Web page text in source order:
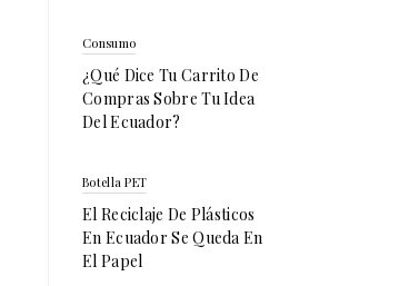
Consumo
¿Qué Dice Tu Carrito De
Compras Sobre Tu Idea
Del Ecuador?
Botella PET
El Reciclaje De Plásticos
En Ecuador Se Queda En
El Papel